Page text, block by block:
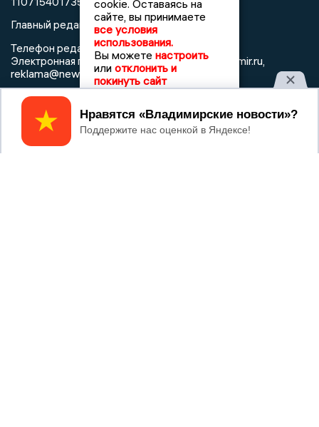
Главный редактор: Мазов С. А.
Телефон редакции:8 (4922) 666916
Электронная почта редакции:info@newsvladimir.ru,
reklama@newsvladimir.ru
Регистрационный номер: серия Эл № ФС77-78858 от 4
августа 2020 г. согласно выписке из реестра
зарегистрированных средств массовой информации
выдана Федеральной службой по надзору в сфере связи,
cookie. Оставаясь на
сайте, вы принимаете
все условия
использования.
Вы можете настроить
или отклонить и
покинуть сайт
Принять